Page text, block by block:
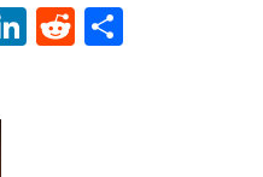
LinkedIn
Reddit